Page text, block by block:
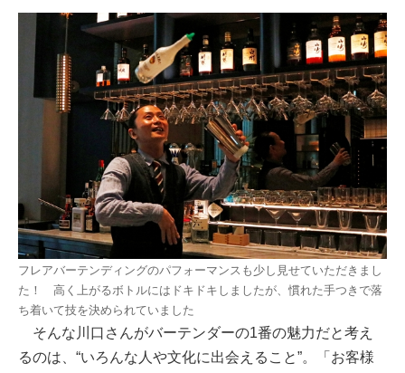
フレアバーテンディングのパフォーマンスも少し見せていただきまし
た！ 高く上がるボトルにはドキドキしましたが、慣れた手つきで落
ち着いて技を決められていました
そんな川口さんがバーテンダーの1番の魅力だと考え
るのは、“いろんな人や文化に出会えること”。「お客様